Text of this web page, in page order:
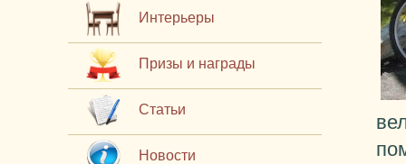
Интерьеры
Призы и награды
Статьи
Новости